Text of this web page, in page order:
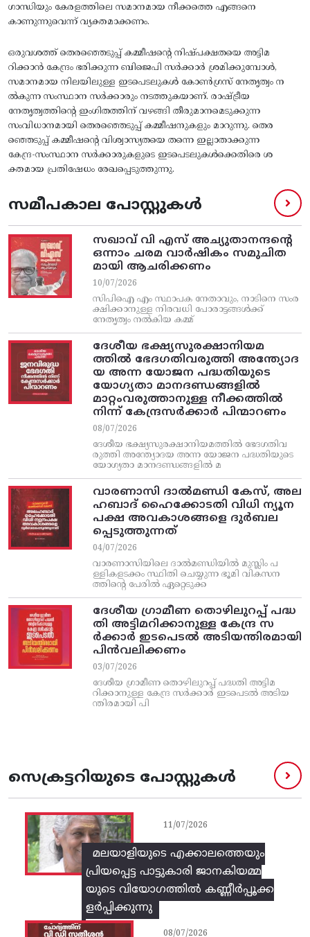
ഗാന്ധിയും കേരളത്തിലെ സമാനമായ നീക്കത്തെ എങ്ങനെ
കാണുന്നുവെന്ന്‌ വ്യക്തമാക്കണം.
ഒരുവശത്ത്‌ തെരഞ്ഞെടുപ്പ്‌ കമ്മീഷന്റെ നിഷ്‌പക്ഷതയെ അട്ടിമ
റിക്കാന്‍ കേന്ദ്രം ഭരിക്കുന്ന ബിജെപി സര്‍ക്കാര്‍ ശ്രമിക്കുമ്പോള്‍,
സമാനമായ നിലയിലുള്ള ഇടപെടലുകള്‍ കോണ്‍ഗ്രസ്‌ നേതൃത്വം ന
ല്‍കുന്ന സംസ്ഥാന സര്‍ക്കാരും നടത്തുകയാണ്‌. രാഷ്ട്രീയ
നേതൃത്വത്തിന്റെ ഇംഗിതത്തിന്‌ വഴങ്ങി തീരുമാനമെടുക്കുന്ന
സംവിധാനമായി തെരഞ്ഞെടുപ്പ്‌ കമ്മീഷനുകളും മാറുന്നു. തെര
ഞ്ഞെടുപ്പ്‌ കമ്മീഷന്റെ വിശ്വാസ്യതയെ തന്നെ ഇല്ലാതാക്കുന്ന
കേന്ദ്ര-സംസ്ഥാന സര്‍ക്കാരുകളുടെ ഇടപെടലുകള്‍ക്കെതിരെ ശ
ക്തമായ പ്രതിഷേധം രേഖപ്പെടുത്തുന്നു.
സമീപകാല പോസ്റ്റുകൾ
സഖാവ് വി എസ്‌ അച്യുതാനന്ദന്റെ
ഒന്നാം ചരമ വാര്‍ഷികം സമുചിത
മായി ആചരിക്കണം
10/07/2026
സിപിഐ എം സ്ഥാപക നേതാവും, നാടിനെ സംര
ക്ഷിക്കാനുള്ള നിരവധി പോരാട്ടങ്ങള്‍ക്ക്‌
നേതൃത്വം നല്‍കിയ കമ്മ്
ദേശീയ ഭക്ഷ്യസുരക്ഷാനിയമ
ത്തിൽ ഭേദഗതിവരുത്തി അന്ത്യോദ
യ അന്ന യോജന പദ്ധതിയുടെ
യോഗ്യതാ മാനദണ്ഡങ്ങളിൽ
മാറ്റംവരുത്താനുള്ള നീക്കത്തിൽ
നിന്ന്‌ കേന്ദ്രസർക്കാർ പിന്മാറണം
08/07/2026
ദേശീയ ഭക്ഷ്യസുരക്ഷാനിയമത്തിൽ ഭേദഗതിവ
രുത്തി അന്ത്യോദയ അന്ന യോജന പദ്ധതിയുടെ
യോഗ്യതാ മാനദണ്ഡങ്ങളിൽ മ
വാരണാസി ദാൽമണ്ഡി കേസ്, അല
ഹബാദ് ഹൈക്കോടതി വിധി ന്യൂന
പക്ഷ അവകാശങ്ങളെ ദുർബല
പ്പെടുത്തുന്നത്
04/07/2026
വാരണാസിയിലെ ദാൽമണ്ഡിയിൽ മുസ്ലിം പ
ള്ളികളടക്കം സ്ഥിതി ചെയ്യുന്ന ഭൂമി വികസന
ത്തിന്റെ പേരിൽ ഏറ്റെടുക്ക
ദേശീയ ഗ്രാമീണ തൊഴിലുറപ്പ്‌ പദ്ധ
തി അട്ടിമറിക്കാനുള്ള കേന്ദ്ര സ
ര്‍ക്കാര്‍ ഇടപെടല്‍ അടിയന്തിരമായി
പിന്‍വലിക്കണം
03/07/2026
ദേശീയ ഗ്രാമീണ തൊഴിലുറപ്പ്‌ പദ്ധതി അട്ടിമ
റിക്കാനുള്ള കേന്ദ്ര സര്‍ക്കാര്‍ ഇടപെടല്‍ അടിയ
ന്തിരമായി പി
സെക്രട്ടറിയുടെ പോസ്റ്റുകൾ
മലയാളിയുടെ എക്കാലത്തെയും
പ്രിയപ്പെട്ട പാട്ടുകാരി ജാനകിയമ്മ
യുടെ വിയോഗത്തിൽ കണ്ണീർപ്പൂക്ക
ളർപ്പിക്കുന്നു
11/07/2026
08/07/2026